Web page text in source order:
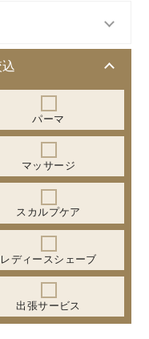
パーマ
マッサージ
スカルプケア
レディースシェーブ
出張サービス